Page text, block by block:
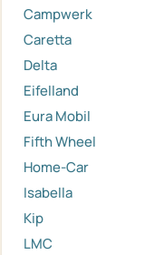
Campwerk
Caretta
Delta
Eifelland
Eura Mobil
Fifth Wheel
Home-Car
Isabella
Kip
LMC